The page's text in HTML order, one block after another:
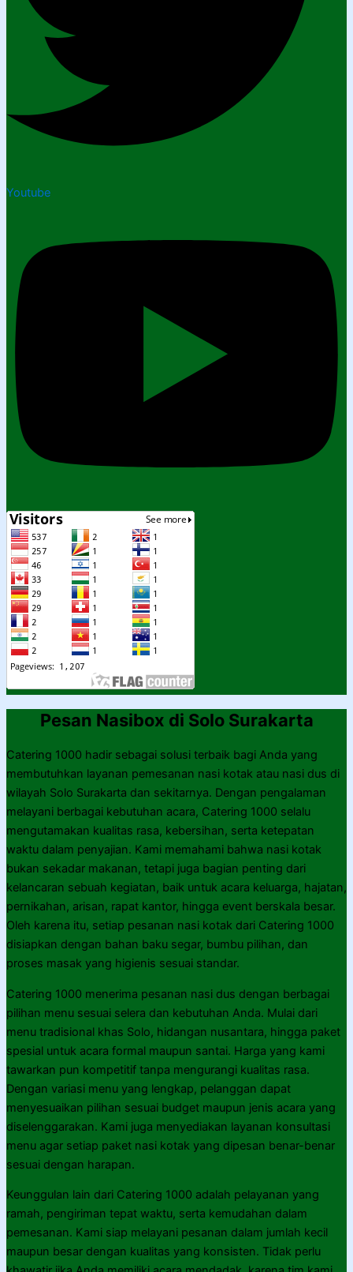
Youtube
Pesan Nasibox di Solo Surakarta
Catering 1000 hadir sebagai solusi terbaik bagi Anda yang
membutuhkan layanan pemesanan nasi kotak atau nasi dus di
wilayah Solo Surakarta dan sekitarnya. Dengan pengalaman
melayani berbagai kebutuhan acara, Catering 1000 selalu
mengutamakan kualitas rasa, kebersihan, serta ketepatan
waktu dalam penyajian. Kami memahami bahwa nasi kotak
bukan sekadar makanan, tetapi juga bagian penting dari
kelancaran sebuah kegiatan, baik untuk acara keluarga, hajatan,
pernikahan, arisan, rapat kantor, hingga event berskala besar.
Oleh karena itu, setiap pesanan nasi kotak dari Catering 1000
disiapkan dengan bahan baku segar, bumbu pilihan, dan
proses masak yang higienis sesuai standar.
Catering 1000 menerima pesanan nasi dus dengan berbagai
pilihan menu sesuai selera dan kebutuhan Anda. Mulai dari
menu tradisional khas Solo, hidangan nusantara, hingga paket
spesial untuk acara formal maupun santai. Harga yang kami
tawarkan pun kompetitif tanpa mengurangi kualitas rasa.
Dengan variasi menu yang lengkap, pelanggan dapat
menyesuaikan pilihan sesuai budget maupun jenis acara yang
diselenggarakan. Kami juga menyediakan layanan konsultasi
menu agar setiap paket nasi kotak yang dipesan benar-benar
sesuai dengan harapan.
Keunggulan lain dari Catering 1000 adalah pelayanan yang
ramah, pengiriman tepat waktu, serta kemudahan dalam
pemesanan. Kami siap melayani pesanan dalam jumlah kecil
maupun besar dengan kualitas yang konsisten. Tidak perlu